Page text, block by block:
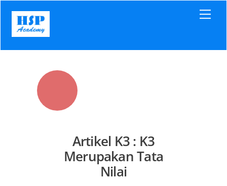
content
Artikel K3 : K3
Merupakan Tata
Nilai